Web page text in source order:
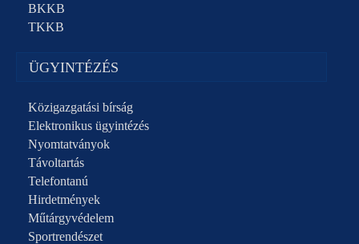
BKKB
TKKB
ÜGYINTÉZÉS
Közigazgatási bírság
Elektronikus ügyintézés
Nyomtatványok
Távoltartás
Telefontanú
Hirdetmények
Műtárgyvédelem
Sportrendészet